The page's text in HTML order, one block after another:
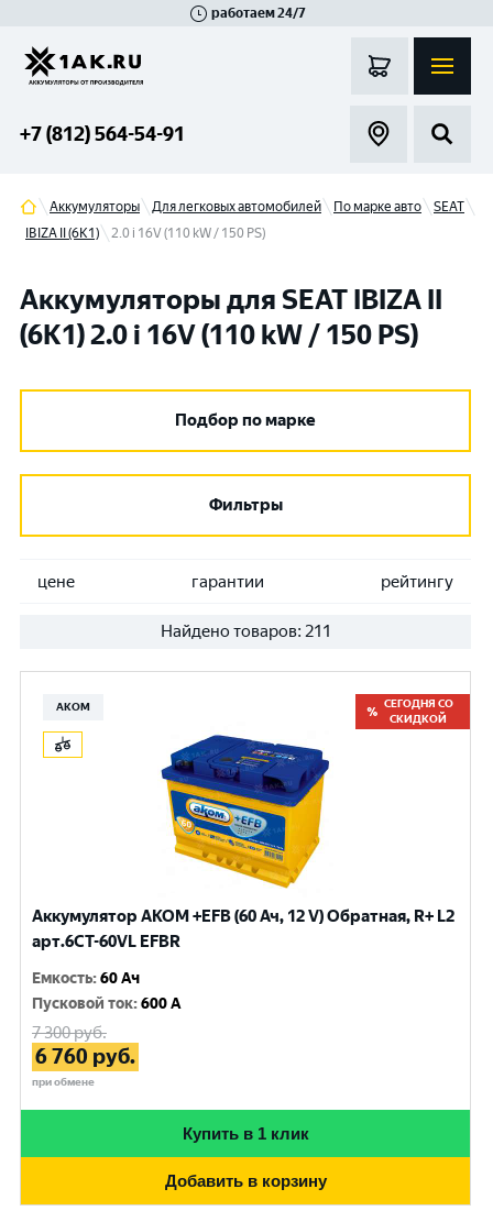
работаем 24/7
+7 (812) 564-54-91
Аккумуляторы Для легковых автомобилей По марке авто
SEAT
IBIZA II (6K1)
2.0 i 16V (110 kW / 150 PS)
Аккумуляторы для SEAT IBIZA II
(6K1) 2.0 i 16V (110 kW / 150 PS)
Подбор по марке
Фильтры
цене гарантии рейтингу
Найдено товаров: 211
АКОМ
СЕГОДНЯ СО
СКИДКОЙ
Аккумулятор AKOM +EFB (60 Ач, 12 V) Обратная, R+ L2
арт.6CТ-60VL EFBR
Емкость:60 Ач
Пусковой ток:600 A
7 300руб.
6 760 руб.
при обмене
Купить в 1 клик
Добавить в корзину
Гатчина